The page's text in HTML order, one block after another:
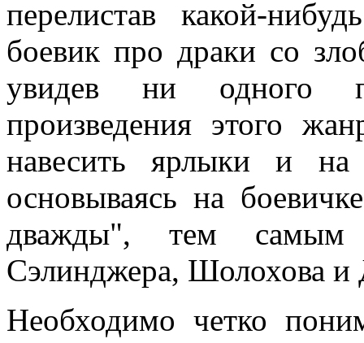
перелистав какой-
боевик про драки со
увидев ни одного
произведения этого
навесить ярлыки и на
основываясь на
дважды", тем самым
Сэлинджера, Шолохова и
Необходимо четко